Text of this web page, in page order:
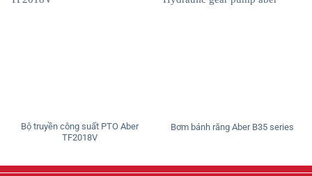
Bộ truyền công suất PTO Aber
TF2018V
Bơm bánh răng Aber B35 series